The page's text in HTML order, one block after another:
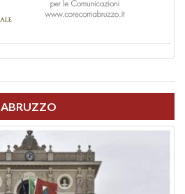
ABRUZZO